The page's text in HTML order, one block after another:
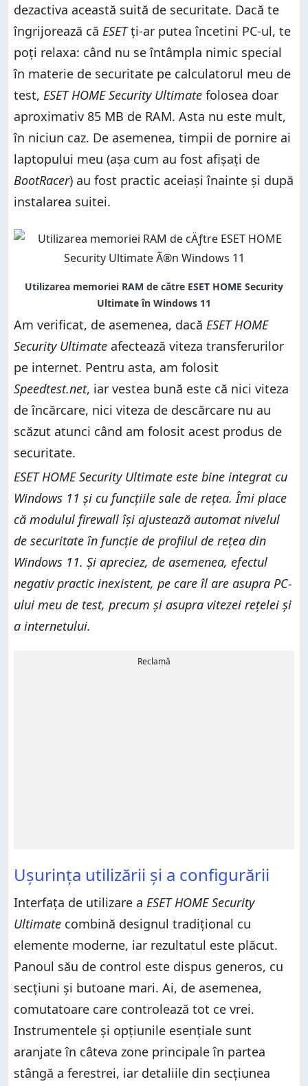
dezactiva această suită de securitate. Dacă te
îngrijorează că ESETți-ar putea încetini PC-ul, te
poți relaxa: când nu se întâmpla nimic special
în materie de securitate pe calculatorul meu de
test, ESET HOME Security Ultimate folosea doar
aproximativ 85 MB de RAM. Asta nu este mult,
în niciun caz. De asemenea, timpii de pornire ai
laptopului meu (așa cum au fost afișați de
BootRacer) au fost practic aceiași înainte și după
instalarea suitei.
Am verificat, de asemenea, dacă ESET HOME
Security Ultimate afectează viteza transferurilor
pe internet. Pentru asta, am folosit
Speedtest.net, iar vestea bună este că nici viteza
de încărcare, nici viteza de descărcare nu au
scăzut atunci când am folosit acest produs de
securitate.
ESET HOME Security Ultimate este bine integrat cu
Windows 11 și cu funcțiile sale de rețea. Îmi place
că modulul firewall își ajustează automat nivelul
de securitate în funcție de profilul de rețea din
Windows 11. Și apreciez, de asemenea, efectul
negativ practic inexistent, pe care îl are asupra PC-
ului meu de test, precum și asupra vitezei rețelei și
a internetului.
Reclamă
Ușurința utilizării și a configurării
Interfața de utilizare a ESET HOME Security
Ultimate combină designul tradițional cu
elemente moderne, iar rezultatul este plăcut.
Panoul său de control este dispus generos, cu
secțiuni și butoane mari. Ai, de asemenea,
comutatoare care controlează tot ce vrei.
Instrumentele și opțiunile esențiale sunt
aranjate în câteva zone principale în partea
stângă a ferestrei, iar detaliile din secțiunea